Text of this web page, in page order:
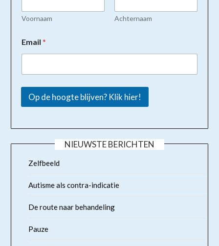
Voornaam Achternaam
Email*
Op de hoogte blijven? Klik hier!
NIEUWSTE BERICHTEN
Zelfbeeld
Autisme als contra-indicatie
De route naar behandeling
Pauze